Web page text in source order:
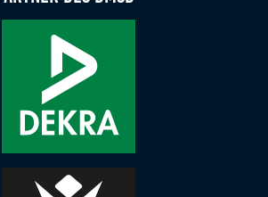
Sammlung von Informationen und
über die Website-
dienen, ohne dass einzelne
identifiziert werden können.